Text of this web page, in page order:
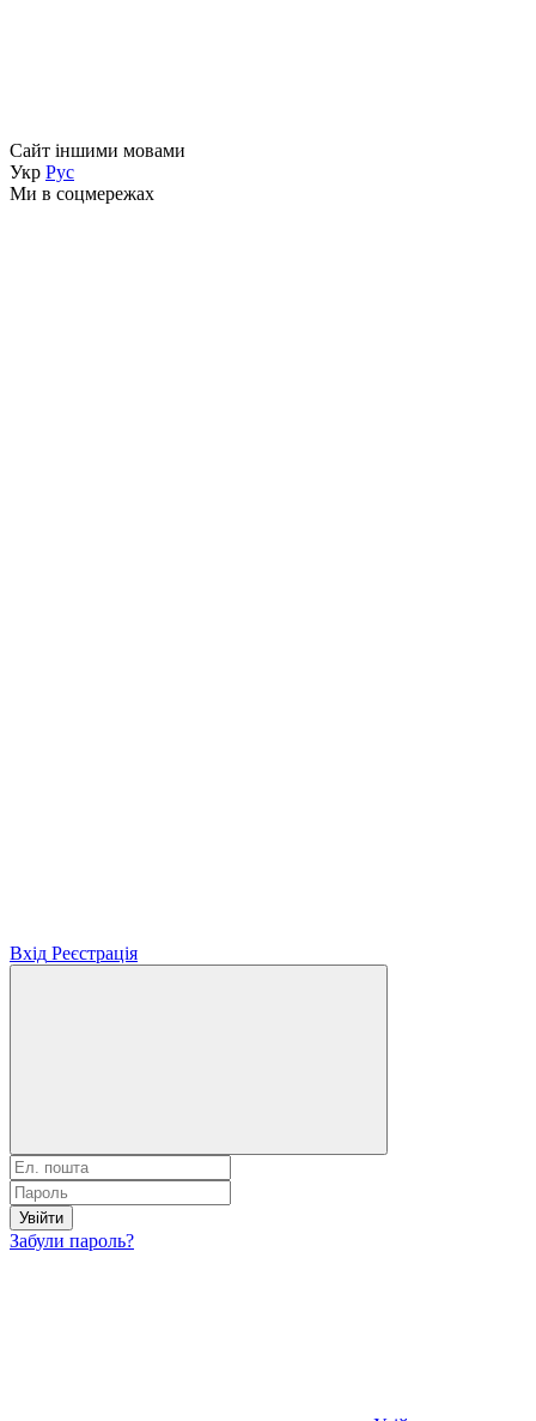
Сайт іншими мовами
Укр Рус
Ми в соцмережах
Вхід Реєстрація
Увійти
Забули пароль?